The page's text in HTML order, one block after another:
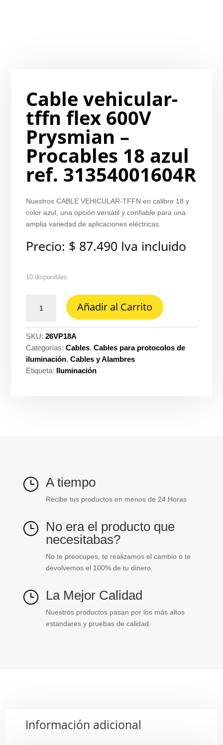
Cable vehicular-
tffn flex 600V
Prysmian –
Procables 18 azul
ref. 31354001604R
Nuestros CABLE VEHICULAR-TFFN en calibre 18 y
color azul, una opción versátil y confiable para una
amplia variedad de aplicaciones eléctricas.
Precio: $ 87.490 Iva incluido
10 disponibles
vehicular-
flex
600V
Prysmian
-
Añadir al Carrito
SKU:26VP18A
Categorías:Cables,Cables para protocolos de
iluminación,Cables y Alambres
Etiqueta: Iluminación
} A tiempo
Recibe tus productos en menos de 24 Horas
} No era el producto que
necesitabas?
No te preocupes, te realizamos el cambio o te
devolvemos el 100% de tu dinero.
} La Mejor Calidad
Nuestros productos pasan por los más altos
estandares y pruebas de calidad.
Información adicional